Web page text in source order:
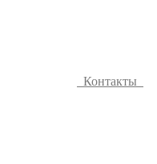
Контакты